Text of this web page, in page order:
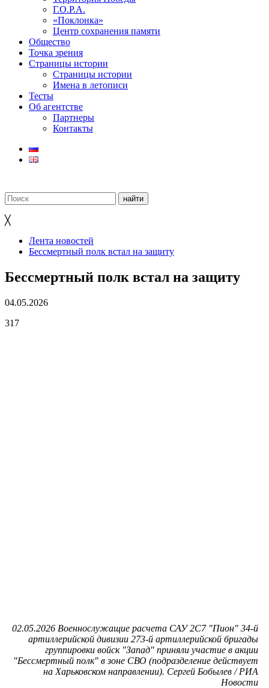
Г.О.Р.А.
«Поклонка»
Центр сохранения памяти
Общество
Точка зрения
Страницы истории
Страницы истории
Имена в летописи
Тесты
Об агентстве
Партнеры
Контакты
╳
Лента новостей
Бессмертный полк встал на защиту
Бессмертный полк встал на защиту
04.05.2026
317
02.05.2026 Военнослужащие расчета САУ 2С7 "Пион" 34-й
артиллерийской дивизии 273-й артиллерийской бригады
группировки войск "Запад" приняли участие в акции
"Бессмертный полк" в зоне СВО (подразделение действует
на Харьковском направлении). Сергей Бобылев / РИА
Новости